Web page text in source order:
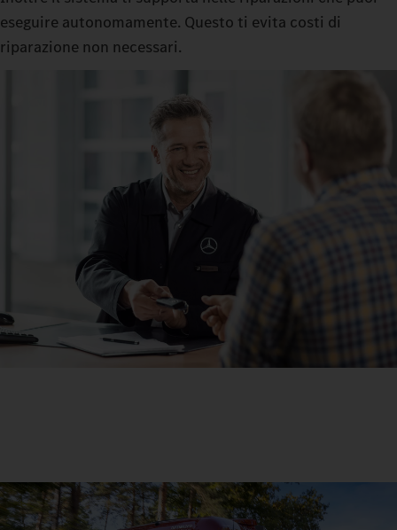
eseguire autonomamente. Questo ti evita costi di
riparazione non necessari.